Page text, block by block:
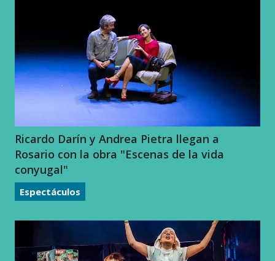
Ricardo Darín y Andrea Pietra llegan a
Rosario con la obra "Escenas de la vida
conyugal"
Espectáculos